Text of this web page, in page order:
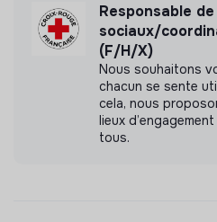
Responsable
sociaux/
(F/H/X)
Nous souhaitons
chacun se sente
cela, nous
lieux
tous.